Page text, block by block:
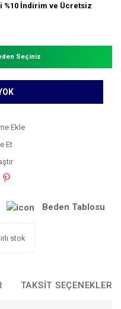
%10 İndirim ve Ücretsiz
Seçiniz
Et
Beden Tablosu
stok
TAKSIT SEÇENEKLERI